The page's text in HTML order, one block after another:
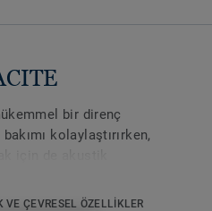
bir direnç
kolaylaştırırken,
ortamlar için iyi bir
VE ÇEVRESEL ÖZELLIKLER